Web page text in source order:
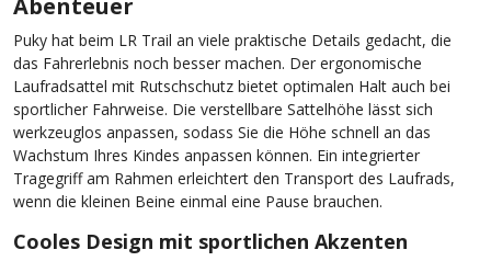
Abenteuer
Puky hat beim LR Trail an viele praktische Details gedacht, die
das Fahrerlebnis noch besser machen. Der ergonomische
Laufradsattel mit Rutschschutz bietet optimalen Halt auch bei
sportlicher Fahrweise. Die verstellbare Sattelhöhe lässt sich
werkzeuglos anpassen, sodass Sie die Höhe schnell an das
Wachstum Ihres Kindes anpassen können. Ein integrierter
Tragegriff am Rahmen erleichtert den Transport des Laufrads,
wenn die kleinen Beine einmal eine Pause brauchen.
Cooles Design mit sportlichen Akzenten